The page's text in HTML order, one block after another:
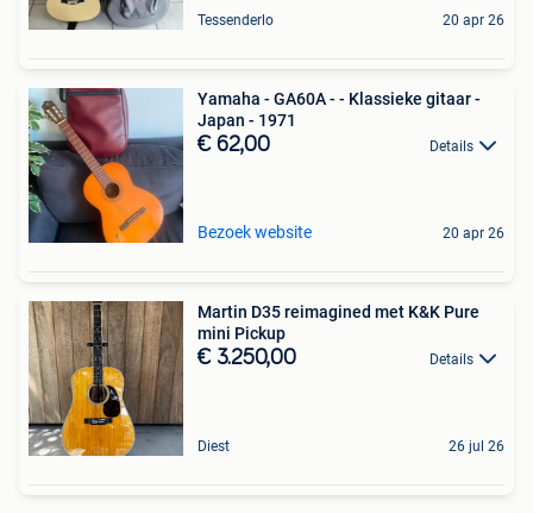
Tessenderlo 20 apr 26
Yamaha - GA60A - - Klassieke gitaar -
Japan - 1971
€ 62,00 Details
Bezoek website 20 apr 26
Martin D35 reimagined met K&K Pure
mini Pickup
€ 3.250,00 Details
Diest 26 jul 26